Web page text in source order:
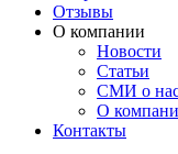
Отзывы
О компании
Новости
Статьи
СМИ о
О
Контакты